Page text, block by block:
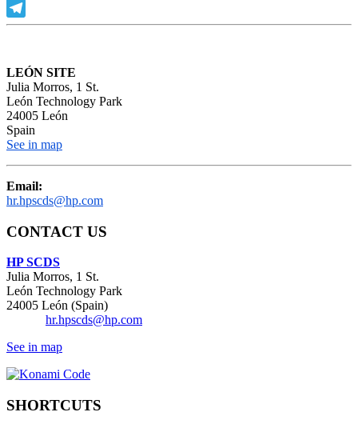
Email
Telegram
LEÓN SITE
Julia Morros, 1 St.
León Technology Park
24005 León
Spain
See in map
Email:
hr.hpscds@hp.com
CONTACT US
HP SCDS
Julia Morros, 1 St.
León Technology Park
24005 León (Spain)
hr.hpscds@hp.com
See in map
SHORTCUTS